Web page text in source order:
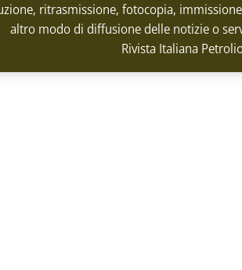
ritrasmissione, fotocopia,
altro modo di diffusione delle notizie o
Rivista Italiana